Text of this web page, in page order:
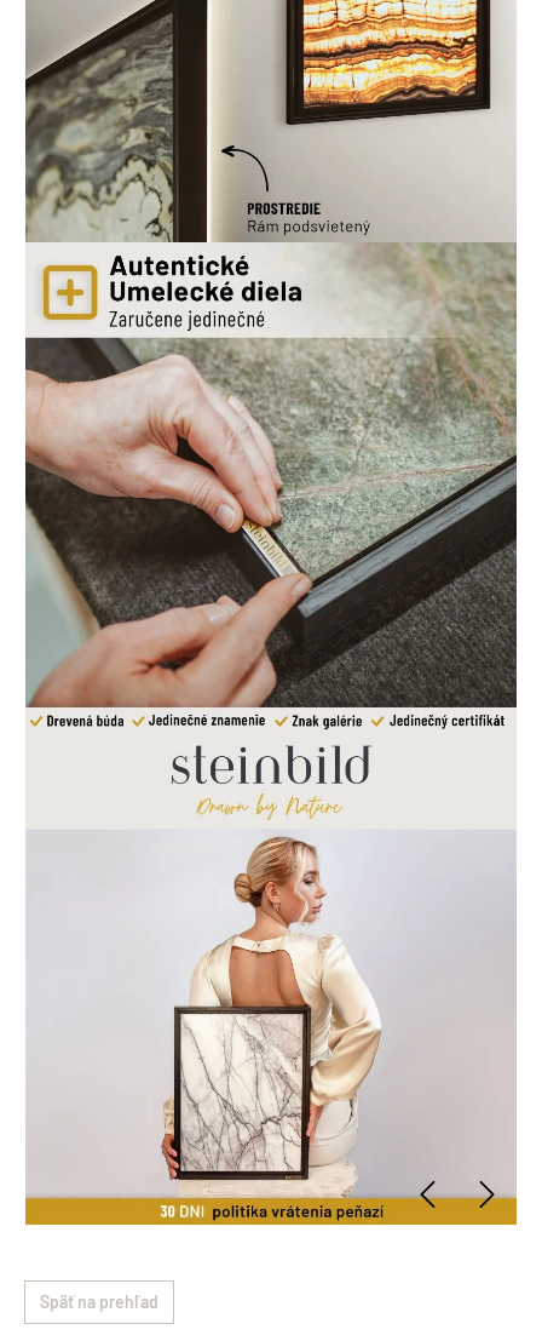
Späť na prehľad